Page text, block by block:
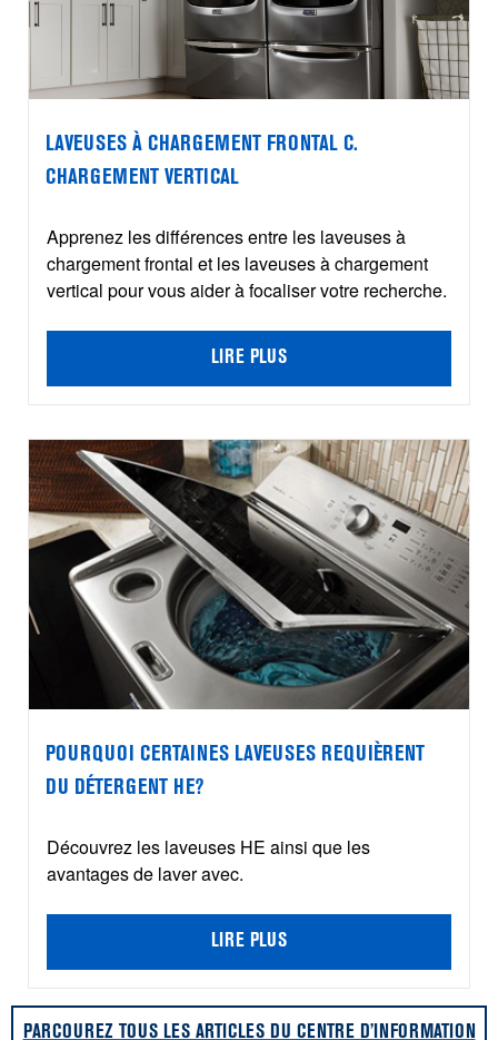
LAVEUSES À CHARGEMENT FRONTAL C.
CHARGEMENT VERTICAL
Apprenez les différences entre les laveuses à
chargement frontal et les laveuses à chargement
vertical pour vous aider à focaliser votre recherche.
LIRE PLUS
POURQUOI CERTAINES LAVEUSES REQUIÈRENT
DU DÉTERGENT HE?
Découvrez les laveuses HE ainsi que les
avantages de laver avec.
LIRE PLUS
PARCOUREZ TOUS LES ARTICLES DU CENTRE D’INFORMATION